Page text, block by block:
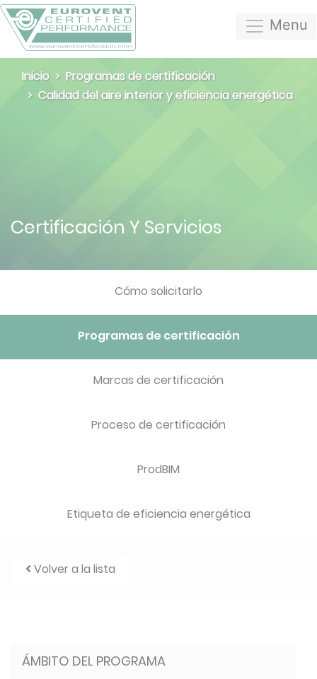
Menu
Inicio
Programas de certificación
Calidad del aire interior y eficiencia energética
Certificación Y Servicios
Cómo solicitarlo
Programas de certificación
Marcas de certificación
Proceso de certificación
ProdBIM
Etiqueta de eficiencia energética
Volver a la lista
ÁMBITO DEL PROGRAMA